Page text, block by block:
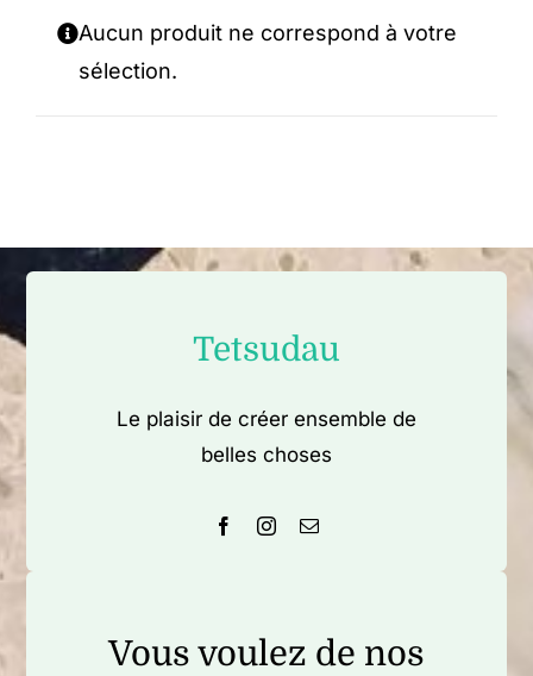
Aucun produit ne correspond à votre
sélection.
Tetsudau
Le plaisir de créer ensemble de
belles choses
Vous voulez de nos